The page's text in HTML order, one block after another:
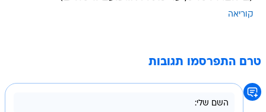
קוריאה
טרם התפרסמו תגובות